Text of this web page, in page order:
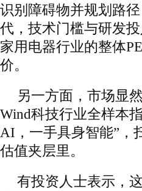
识别障碍物并规划路
代，技术门槛与研发
家用电器行业的整体
价。
另一方面，市场显
Wind科技行业全样本
AI，一手具身智能”，
估值夹层里。
有投资人士表示，